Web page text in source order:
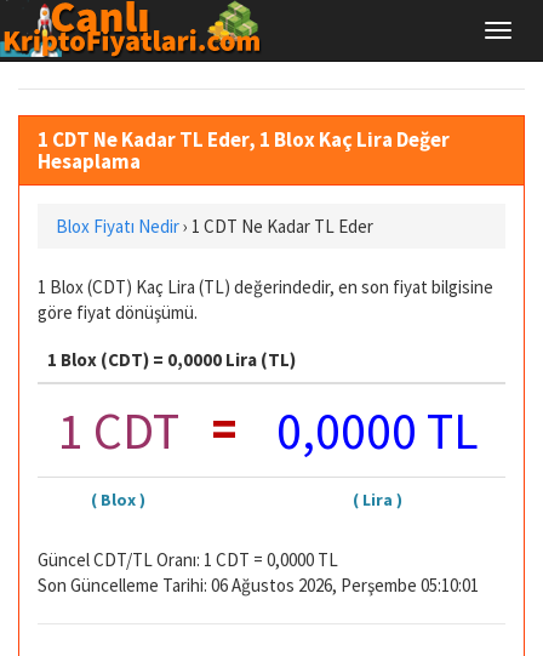
1 CDT Ne Kadar TL Eder, 1 Blox Kaç Lira Değer
Hesaplama
Blox Fiyatı Nedir› 1 CDT Ne Kadar TL Eder
1 Blox (CDT) Kaç Lira (TL) değerindedir, en son fiyat bilgisine
göre fiyat dönüşümü.
1 Blox (CDT) = 0,0000 Lira (TL)
1 CDT = 0,0000 TL
( Blox ) ( Lira )
Güncel CDT/TL Oranı: 1 CDT = 0,0000 TL
Son Güncelleme Tarihi: 06 Ağustos 2026, Perşembe 05:10:01